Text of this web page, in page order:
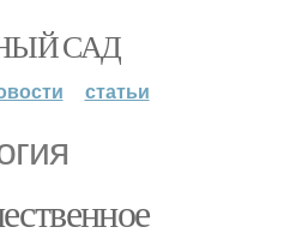
САД
статьи